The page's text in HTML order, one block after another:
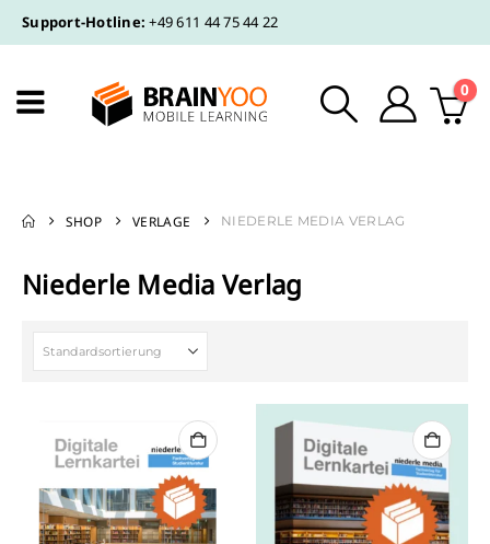
Support-Hotline: +49 611 44 75 44 22
0
SHOP VERLAGE NIEDERLE MEDIA VERLAG
Niederle Media Verlag